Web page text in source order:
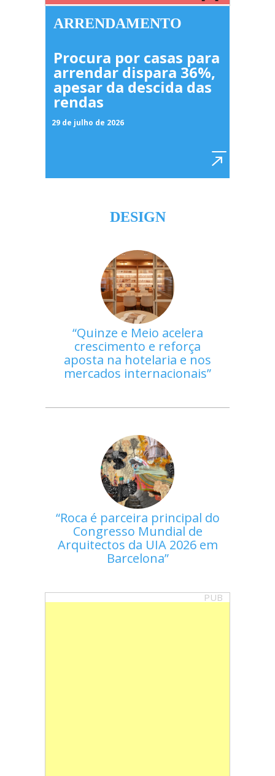
ARRENDAMENTO
Procura por casas para
arrendar dispara 36%,
apesar da descida das
rendas
29 de julho de 2026
DESIGN
Quinze e Meio acelera
crescimento e reforça
aposta na hotelaria e nos
mercados internacionais
Roca é parceira principal do
Congresso Mundial de
Arquitectos da UIA 2026 em
Barcelona
PUB